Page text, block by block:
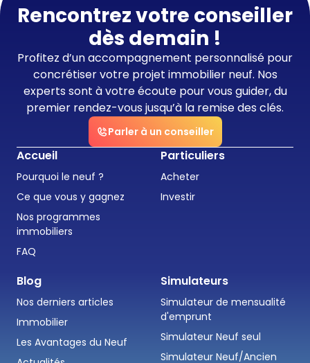
Rencontrez votre conseiller
dès demain !
Profitez d’un accompagnement personnalisé pour
concrétiser votre projet immobilier neuf. Nos
experts sont à votre écoute pour vous guider, du
premier rendez-vous jusqu’à la remise des clés.
Parler à un conseiller
Accueil
Pourquoi le neuf ?
Ce que vous y gagnez
Nos programmes
immobiliers
FAQ
Particuliers
Acheter
Investir
Blog
Nos derniers articles
Immobilier
Les Avantages du Neuf
Simulateurs
Simulateur de mensualité
d'emprunt
Simulateur Neuf seul
Simulateur Neuf/Ancien